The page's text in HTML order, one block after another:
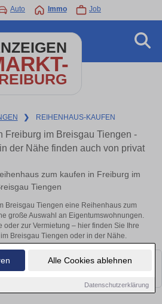
Alle Cookies ablehnen
Datenschutzerklärung
Auto Immo Job
❯ REIHENHAUS-KAUFEN
Freiburg im Breisgau Tiengen -
der Nähe finden auch von privat
zum kaufen in Freiburg im
Tiengen
Breisgau Tiengen eine Reihenhaus zum
große Auswahl an Eigentumswohnungen.
oder zur Vermietung – hier finden Sie Ihre
Breisgau Tiengen oder in der Nähe.
passenden Objekte finden. Schauen Sie